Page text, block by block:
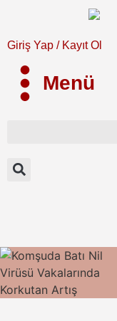
Giriş Yap / Kayıt Ol
Menü